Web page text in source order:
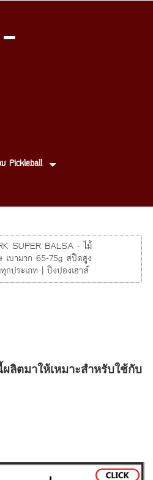
ม Pickleball
SUPER BALSA - ไม้
เบามาก 65-75g สปีดสูง
กประเภท | ปิงปองเฮาส์
ลิตมาให้เหมาะสำหรับใช้กับ